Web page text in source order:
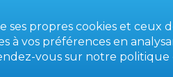
ses propres cookies et
à vos préférences en
vous sur notre politique